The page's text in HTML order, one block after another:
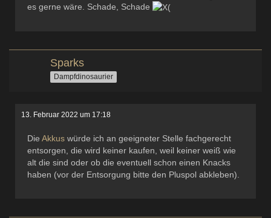
es gerne wäre. Schade, Schade
Sparks
Dampfdinosaurier
13. Februar 2022 um 17:18
Die Akkus würde ich an geeigneter Stelle fachgerecht
entsorgen, die wird keiner kaufen, weil keiner weiß wie
alt die sind oder ob die eventuell schon einen Knacks
haben (vor der Entsorgung bitte den Pluspol abkleben).